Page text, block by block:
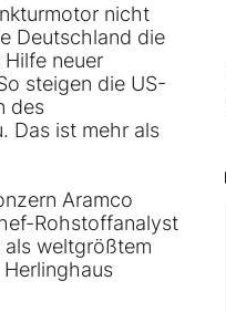
nicht
Deutschland die
neuer
steigen die US-
des
Das ist mehr als
Aramco
Rohstoffanalyst
als weltgrößtem